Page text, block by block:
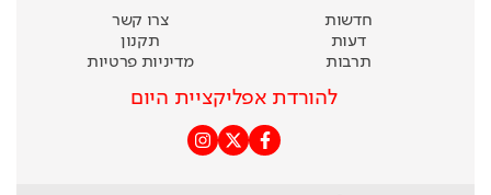
חדשות
דעות
תרבות
צרו קשר
תקנון
מדיניות פרטיות
להורדת אפליקציית היום